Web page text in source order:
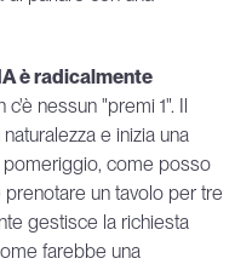
è radicalmente
nessun "premi 1". Il
e inizia una
pomeriggio, come posso
un tavolo per tre
gestisce la richiesta
farebbe una